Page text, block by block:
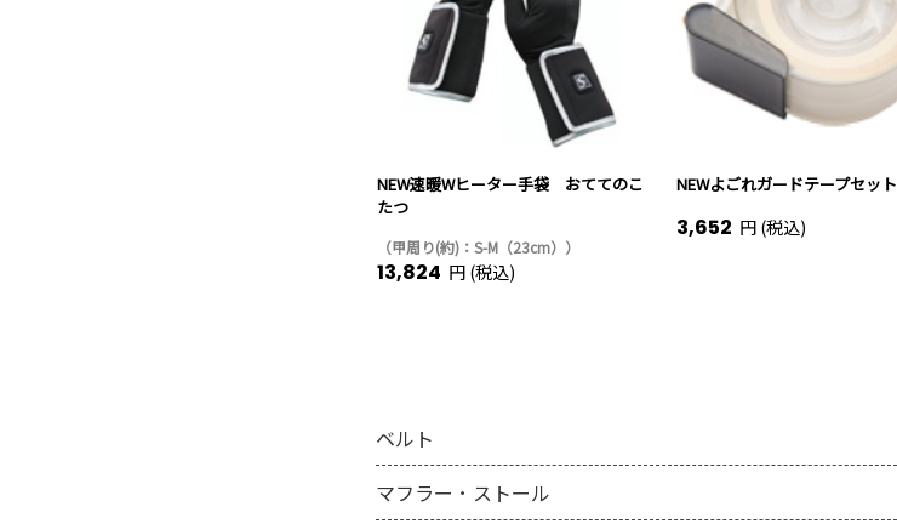
NEW速暖Wヒーター手袋 おててのこ
たつ
（甲周り(約)：S-M（23cm））
13,824 円 (税込)
NEWよごれガードテープセット
3,652 円 (税込)
ベルト
マフラー ･ ストール